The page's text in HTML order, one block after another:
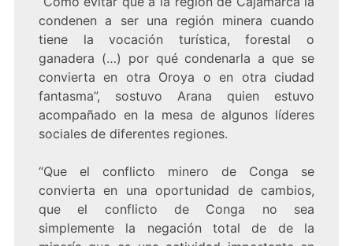
condenen a ser una región minera cuando
tiene la vocación turística, forestal o
ganadera (…) por qué condenarla a que se
convierta en otra Oroya o en otra ciudad
fantasma”, sostuvo Arana quien estuvo
acompañado en la mesa de algunos líderes
sociales de diferentes regiones.
“Que el conflicto minero de Conga se
convierta en una oportunidad de cambios,
que el conflicto de Conga no sea
simplemente la negación total de de la